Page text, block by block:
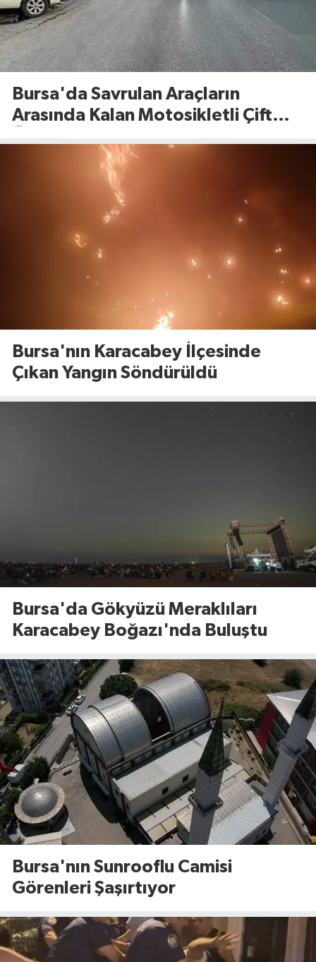
Bursa'da Savrulan Araçların
Arasında Kalan Motosikletli Çift
Bursa'nın Karacabey İlçesinde
Çıkan Yangın Söndürüldü
Bursa'da Gökyüzü Meraklıları
Karacabey Boğazı'nda Buluştu
Bursa'nın Sunrooflu Camisi
Görenleri Şaşırtıyor